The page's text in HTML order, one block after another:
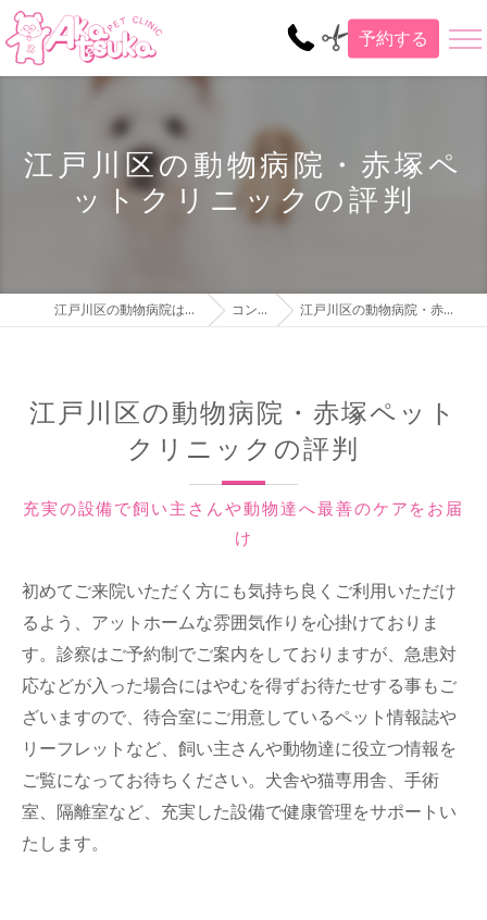
予約する
江戸川区の動物病院・赤塚ペ
ットクリニックの評判
江戸川区の動物病院は赤塚ペットクリニック コンセプト 江戸川区の動物病院・赤塚ペットクリニックの評判
充実の設備で飼い主さんや動物達へ最善のケアをお届
け
江戸川区の動物病院・赤塚ペット
クリニックの評判
初めてご来院いただく方にも気持ち良くご利用いただけ
るよう、アットホームな雰囲気作りを心掛けておりま
す。診察はご予約制でご案内をしておりますが、急患対
応などが入った場合にはやむを得ずお待たせする事もご
ざいますので、待合室にご用意しているペット情報誌や
リーフレットなど、飼い主さんや動物達に役立つ情報を
ご覧になってお待ちください。犬舎や猫専用舎、手術
室、隔離室など、充実した設備で健康管理をサポートい
たします。